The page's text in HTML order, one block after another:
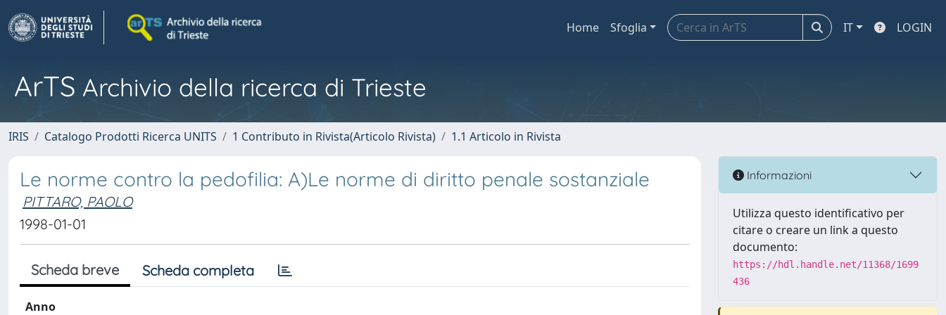
Home Sfoglia IT LOGIN
ArTS Archivio della ricerca di Trieste
IRIS Catalogo Prodotti Ricerca UNITS 1 Contributo in Rivista(Articolo Rivista) 1.1 Articolo in Rivista
Le norme contro la pedofilia: A)Le norme di diritto penale sostanziale
PITTARO, PAOLO
1998-01-01
Scheda breve Scheda completa
Anno
Informazioni
Utilizza questo identificativo per
citare o creare un link a questo
documento:
https://hdl.handle.net/11368/1699
436